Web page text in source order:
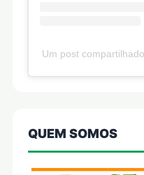
Um post
QUEM SOMOS